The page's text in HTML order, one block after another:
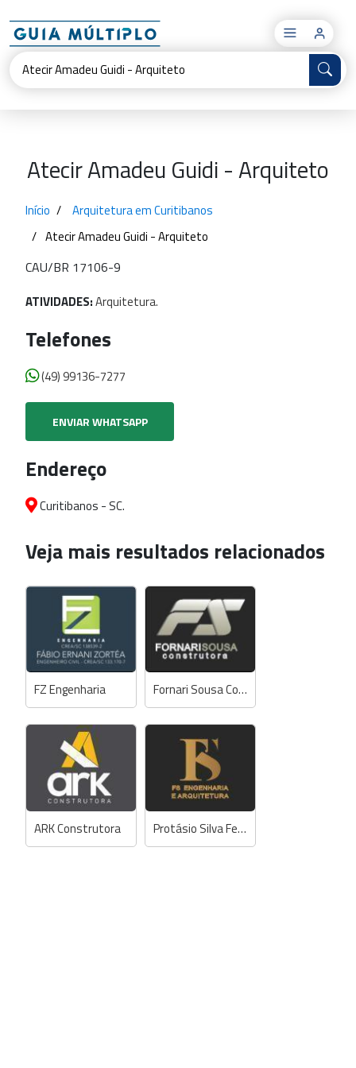
×
Atecir Amadeu Guidi - Arquiteto
Início
Arquitetura em Curitibanos
Atecir Amadeu Guidi - Arquiteto
CAU/BR 17106-9
ATIVIDADES:Arquitetura.
Telefones
(49) 99136-7277
ENVIAR WHATSAPP
Endereço
Curitibanos - SC.
Veja mais resultados relacionados
FZ Engenharia Fornari Sousa Construtora
ARK Construtora Protásio Silva Ferreira - Engº Civil